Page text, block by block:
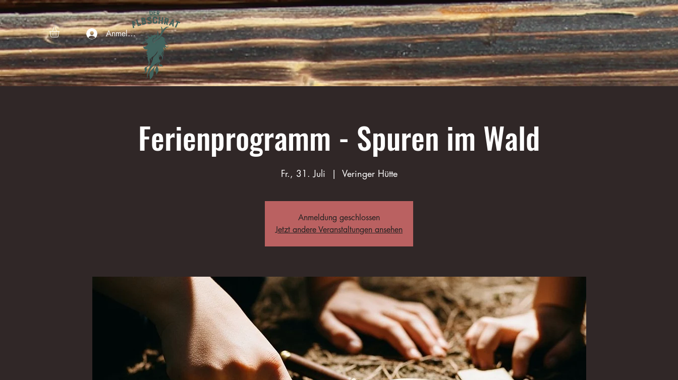
Anmelden
Ferienprogramm - Spuren im Wald
Fr., 31. Juli
  |
Veringer Hütte
Anmeldung geschlossen
Jetzt andere Veranstaltungen ansehen